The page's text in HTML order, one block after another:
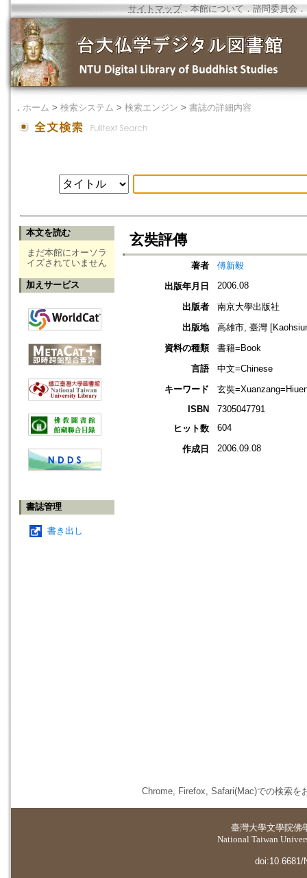
サイトマップ．本館について ． 諮問委員会 ．
． ホーム > 検索システム > 検索エンジン > 書誌の詳細内容
本文を読む
まだ本館にオーソラ
イズされていません
加えサービス
書誌管理
書き出し
玄奘評傳
著者
傅新毅
出版年月日
2006.08
出版者
南京大學出版社
出版地
高雄市, 臺灣
資料の種類
書籍=Book
言語
中文=Chinese
キーワード
玄奘
ISBN
7305047791
ヒット数
604
作成日 2006.09.08
Chrome, Firefox, Safari(Mac)での検索を
臺灣大學文學院佛
National Taiwan
doi:10.6681/